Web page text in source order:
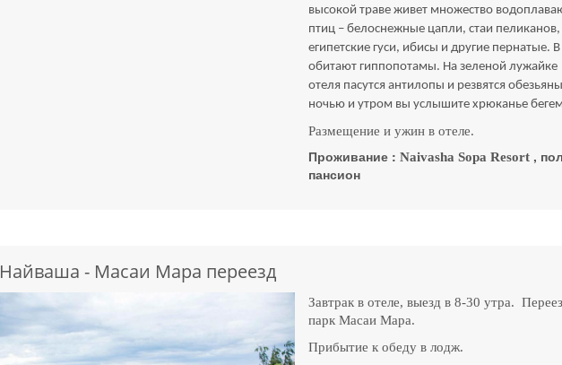
высокой траве живет множество
птиц – белоснежные цапли, стаи пеликанов,
египетские гуси, ибисы и другие пернатые.
обитают гиппопотамы. На зеленой лужайке
отеля пасутся антилопы и резвятся
ночью и утром вы услышите хрюканье
Размещение и ужин в отеле.
Проживание :Naivasha Sopa Resort ,
пансион
Найваша - Масаи Мара переезд
Завтрак в отеле, выезд в 8-30 утра.
парк Масаи Мара.
Прибытие к обеду в лодж.